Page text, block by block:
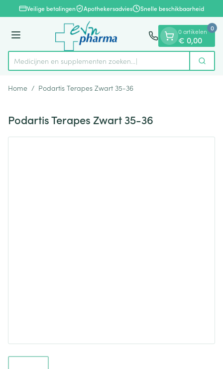
Ga naar de inhoud
1 van 1Veilige betalingen Apothekersadvies Snelle beschikbaarheid
Menu
Product, merk, categorie...
Medicijnen en supplementen zoeken... Zoek
0 artikelen
€ 0,00
0
Home / Podartis Terapes Zwart 35-36
Podartis Terapes Zwart 35-36